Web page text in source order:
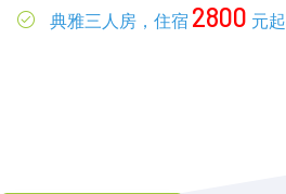
典雅三人房，住宿 2800 元起